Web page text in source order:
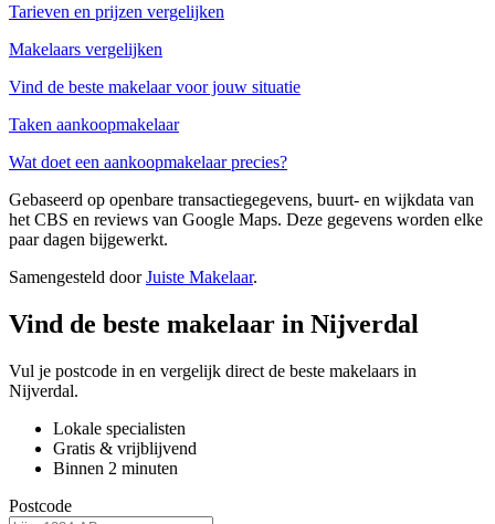
Tarieven en prijzen vergelijken
Makelaars vergelijken
Vind de beste makelaar voor jouw situatie
Taken aankoopmakelaar
Wat doet een aankoopmakelaar precies?
Gebaseerd op openbare transactiegegevens, buurt- en wijkdata van
het CBS en reviews van Google Maps. Deze gegevens worden elke
paar dagen bijgewerkt.
Samengesteld doorJuiste Makelaar.
Vind de beste makelaar in Nijverdal
Vul je postcode in en vergelijk direct de beste makelaars in
Nijverdal.
Lokale specialisten
Gratis & vrijblijvend
Binnen 2 minuten
Postcode